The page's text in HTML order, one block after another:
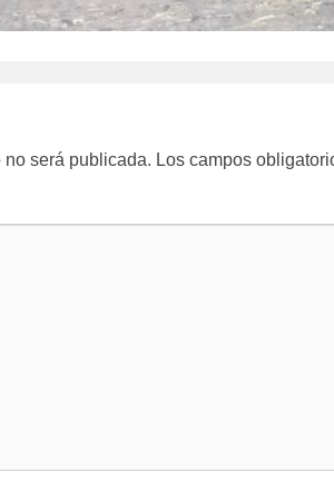
será publicada. Los campos